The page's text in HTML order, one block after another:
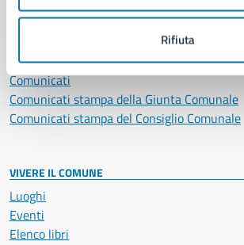
Rifiuta
NOVITÀ
Avvisi
Comunicati
Comunicati stampa della Giunta Comunale
Comunicati stampa del Consiglio Comunale
VIVERE IL COMUNE
Luoghi
Eventi
Elenco libri